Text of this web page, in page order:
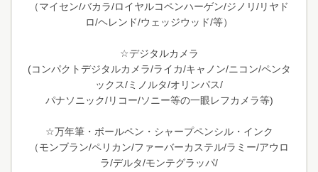
（マイセン/バカラ/ロイヤルコペンハーゲン/ジノリ/リヤド
ロ/ヘレンド/ウェッジウッド/等）
☆デジタルカメラ
(コンパクトデジタルカメラ/ライカ/キャノン/ニコン/ペンタ
ックス/ミノルタ/オリンパス/
パナソニック/リコー/ソニー等の一眼レフカメラ等)
☆万年筆・ボールペン・シャープペンシル・インク
（モンブラン/ペリカン/ファーバーカステル/ラミー/アウロ
ラ/デルタ/モンテグラッパ/